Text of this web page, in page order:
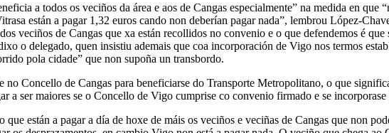
a todos os veciños da área e aos de Cangas especialmente” na medida en que
están a pagar 1,32 euros cando non deberían pagar nada”, lembrou López-
veciños de Cangas que xa están recollidos no convenio e o que defendemos é
o delegado, quen insistiu ademais que coa incorporación de Vigo nos termos
pola cidade” que non supoña un transbordo.
Concello de Cangas para beneficiarse do Transporte Metropolitano, o que
a ser maiores se o Concello de Vigo cumprise co convenio firmado e se
están a pagar a día de hoxe de máis os veciños e veciñas de Cangas que non